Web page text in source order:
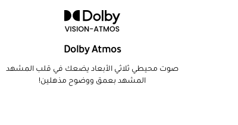
Dolby Atmos
صوت محيطي ثلاثي الأبعاد يضعك في قلب المشهد
المشهد بعمق ووضوح مذهلين!